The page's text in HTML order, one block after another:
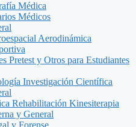
Médica
Médicos
Aerodinámica
Pretest y Otros para Estudiantes
Investigación Científica
Rehabilitación Kinesiterapia
y General
y Forense